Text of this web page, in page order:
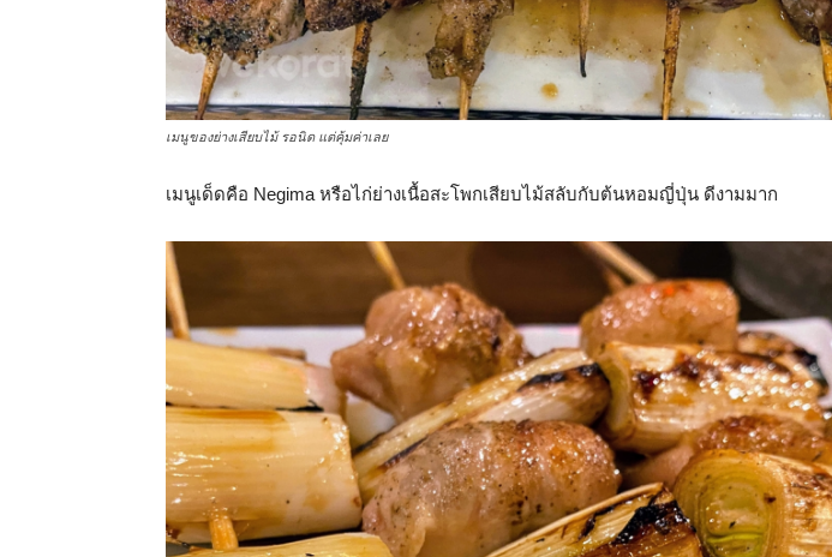
เมนูของย่างเสียบไม้ รอนิด แต่คุ้มค่าเลย
เมนูเด็ดคือ Negima หรือไก่ย่างเนื้อสะโพกเสียบไม้สลับกับต้นหอมญี่ปุ่น ดีงามมาก